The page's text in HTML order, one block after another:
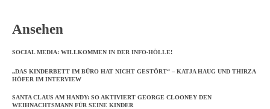
Ansehen
SOCIAL MEDIA: WILLKOMMEN IN DER INFO-HÖLLE!
„DAS KINDERBETT IM BÜRO HAT NICHT GESTÖRT“ – KATJA HAUG UND THIRZA
HÖFER IM INTERVIEW
SANTA CLAUS AM HANDY: SO AKTIVIERT GEORGE CLOONEY DEN
WEIHNACHTSMANN FÜR SEINE KINDER